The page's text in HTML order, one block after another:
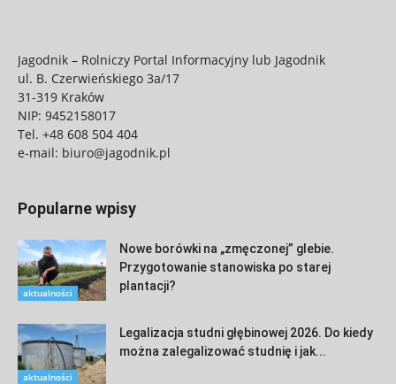
Jagodnik – Rolniczy Portal Informacyjny lub Jagodnik
ul. B. Czerwieńskiego 3a/17
31-319 Kraków
NIP: 9452158017
Tel. +48 608 504 404
e-mail: biuro@jagodnik.pl
Popularne wpisy
aktualności
Nowe borówki na „zmęczonej” glebie.
Przygotowanie stanowiska po starej
plantacji?
aktualności
Legalizacja studni głębinowej 2026. Do kiedy
można zalegalizować studnię i jak...